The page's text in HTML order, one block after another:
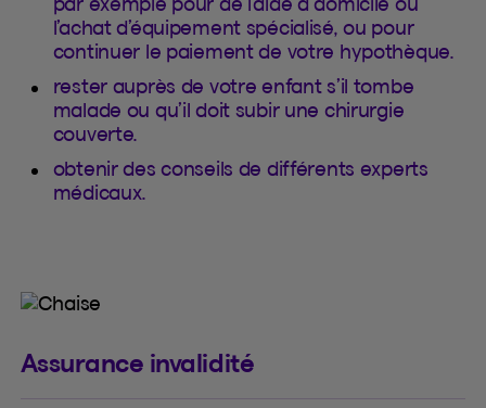
l’achat d’équipement spécialisé, ou pour
continuer le paiement de votre hypothèque.
rester auprès de votre enfant s’il tombe
malade ou qu’il doit subir une chirurgie
couverte.
obtenir des conseils de différents experts
médicaux.
Assurance invalidité